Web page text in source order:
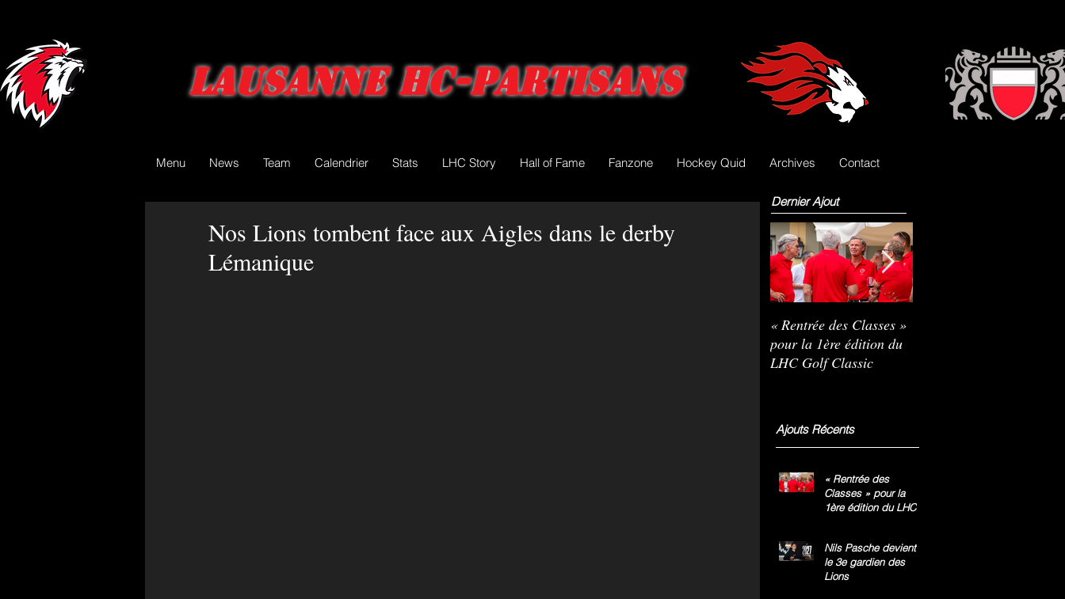
Lausanne HC-Partisans
Menu News Team Calendrier Stats LHC Story Hall of Fame Fanzone Hockey Quid Archives Contact
Nos Lions tombent face aux Aigles dans le derby
Lémanique
Dernier Ajout
« Rentrée des Classes »
pour la 1ère édition du
LHC Golf Classic
Ajouts Récents
« Rentrée des
Classes » pour la
1ère édition du LHC
Nils Pasche devient
le 3e gardien des
Lions